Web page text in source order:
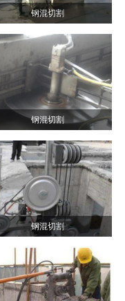
钢混切割
钢混切割
钢混切割